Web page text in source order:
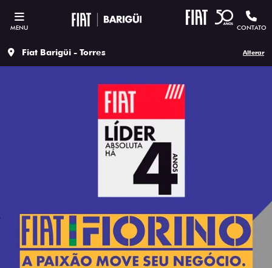
MENU CONTATO
Fiat Barigüi - Torres Alterar
ESTOU INTERESSADO
Versão escolhida